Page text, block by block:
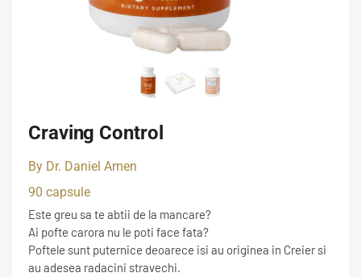
Craving Control
By Dr. Daniel Amen
90 capsule
Este greu sa te abtii de la mancare?
Ai pofte carora nu le poti face fata?
Poftele sunt puternice deoarece isi au originea in Creier si
au adesea radacini stravechi.